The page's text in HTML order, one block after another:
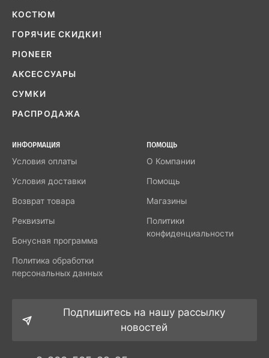
КОСТЮМ
ГОРЯЧИЕ СКИДКИ!
PIONEER
АКСЕССУАРЫ
СУМКИ
РАСПРОДАЖА
ИНФОРМАЦИЯ
Условия оплаты
Условия доставки
Возврат товара
Реквизиты
Бонусная программа
Политика обработки
персональных данных
ПОМОЩЬ
О Компании
Помощь
Магазины
Политики
конфиденциальности
Подпишитесь на нашу рассылку
новостей